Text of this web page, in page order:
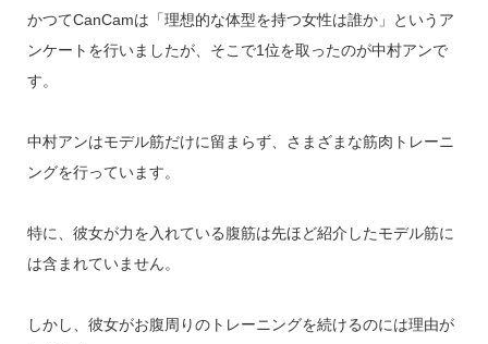
かつてCanCamは「理想的な体型を持つ女性は誰か」というア
ンケートを行いましたが、そこで1位を取ったのが中村アンで
す。
中村アンはモデル筋だけに留まらず、さまざまな筋肉トレーニ
ングを行っています。
特に、彼女が力を入れている腹筋は先ほど紹介したモデル筋に
は含まれていません。
しかし、彼女がお腹周りのトレーニングを続けるのには理由が